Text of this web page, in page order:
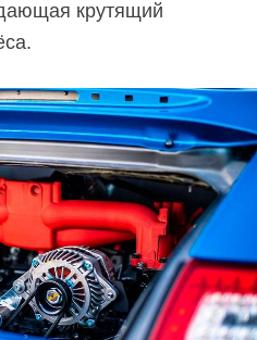
крутящий